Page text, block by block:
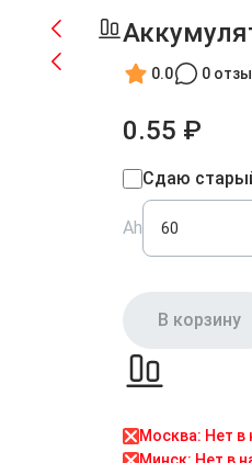
0.0 0
0.55 ₽
Сдаю
Ah
В корзину
Москва: Нет в